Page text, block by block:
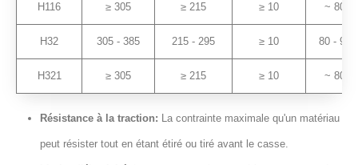
H116 ≥ 305 ≥ 215 ≥ 10 ~ 80
H32 305 - 385 215 - 295 ≥ 10 80 - 90
H321 ≥ 305 ≥ 215 ≥ 10 ~ 80
Résistance à la traction: La contrainte maximale qu'un matériau
peut résister tout en étant étiré ou tiré avant le casse.